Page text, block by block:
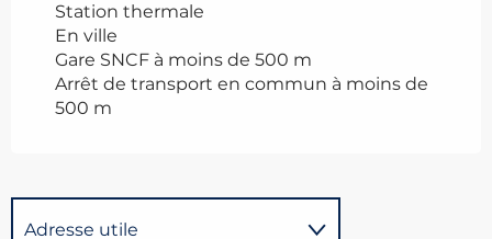
Station thermale
En ville
Gare SNCF à moins de 500 m
Arrêt de transport en commun à moins de
500 m
Adresse utile